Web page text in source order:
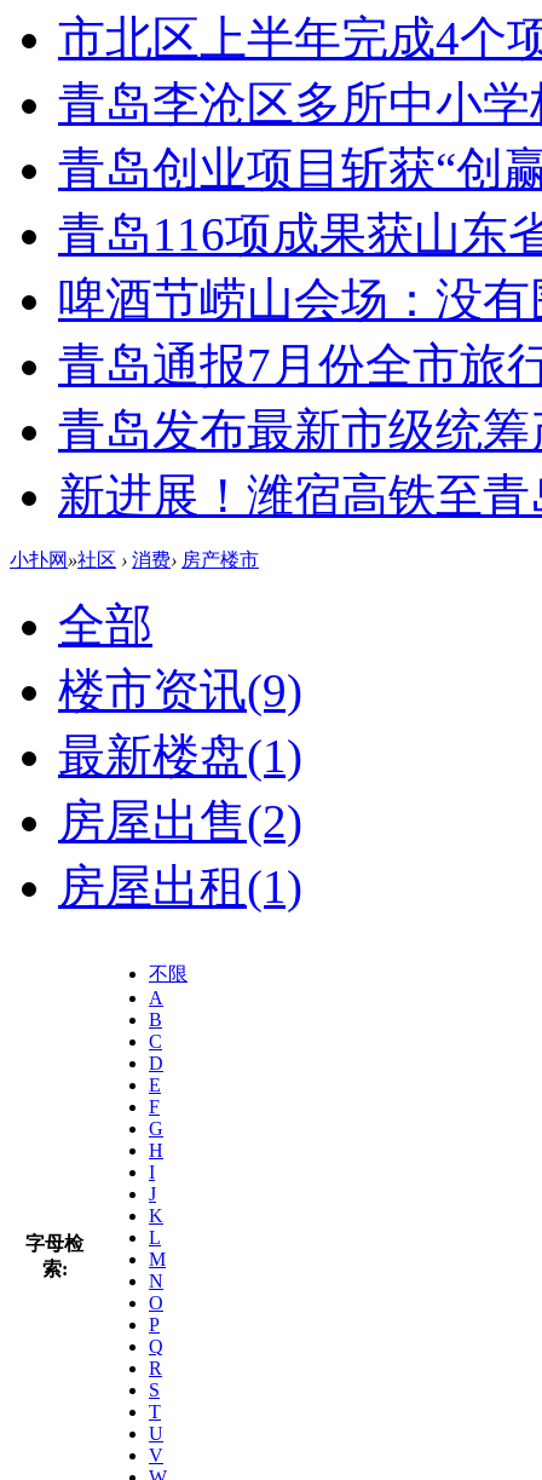
市北区上半年完成4个
青岛李沧区多所中小
青岛创业项目斩获“创
青岛116项成果获山东
啤酒节崂山会场：没有
青岛通报7月份全市旅
青岛发布最新市级统
新进展！潍宿高铁至
小扑网 »社区 › 消费› 房产楼市
全部
楼市资讯(9)
最新楼盘(1)
房屋出售(2)
房屋出租(1)
字母检
索:
不限
A
B
C
D
E
F
G
H
I
J
K
L
M
N
O
P
Q
R
S
T
U
V